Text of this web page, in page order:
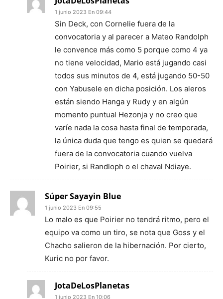
1 junio 2023 En 09:44
Sin Deck, con Cornelie fuera de la
convocatoria y al parecer a Mateo Randolph
le convence más como 5 porque como 4 ya
no tiene velocidad, Mario está jugando casi
todos sus minutos de 4, está jugando 50-50
con Yabusele en dicha posición. Los aleros
están siendo Hanga y Rudy y en algún
momento puntual Hezonja y no creo que
varíe nada la cosa hasta final de temporada,
la única duda que tengo es quien se quedará
fuera de la convocatoria cuando vuelva
Poirier, si Randloph o el chaval Ndiaye.
Súper Sayayin Blue
1 junio 2023 En 09:55
Lo malo es que Poirier no tendrá ritmo, pero el
equipo va como un tiro, se nota que Goss y el
Chacho salieron de la hibernación. Por cierto,
Kuric no por favor.
JotaDeLosPlanetas
1 junio 2023 En 10:06